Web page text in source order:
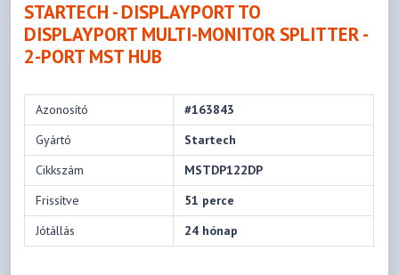
STARTECH - DISPLAYPORT TO
DISPLAYPORT MULTI-MONITOR SPLITTER -
2-PORT MST HUB
Azonosító
#163843
Gyártó
Startech
Cikkszám
MSTDP122DP
Frissítve
51 perce
Jótállás
24 hónap